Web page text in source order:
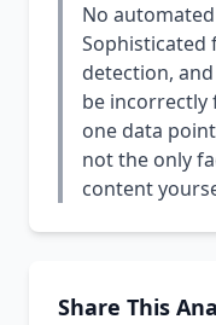
No
Sophisticated
detection,
be incorrectly
one data
not the only
content
Share This